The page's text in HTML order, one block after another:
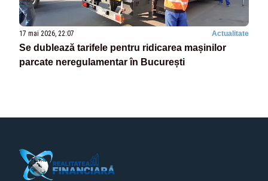
17 mai 2026, 22:07 Actualitate
Se dublează tarifele pentru ridicarea mașinilor
parcate neregulamentar în București